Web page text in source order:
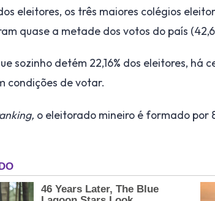
eleitores, os três maiores colégios
quase a metade dos votos do país
sozinho detém 22,16% dos eleitores, há
condições de votar.
o eleitorado mineiro é formado por